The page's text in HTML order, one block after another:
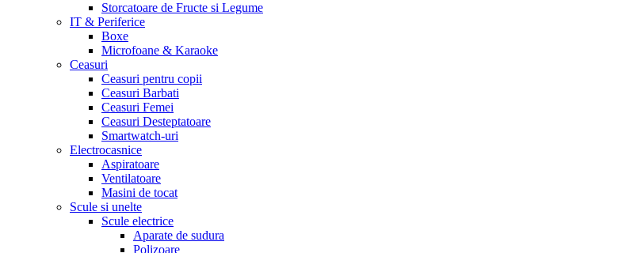
Storcatoare de Fructe si Legume
IT & Periferice
Boxe
Microfoane & Karaoke
Ceasuri
Ceasuri pentru copii
Ceasuri Barbati
Ceasuri Femei
Ceasuri Desteptatoare
Smartwatch-uri
Electrocasnice
Aspiratoare
Ventilatoare
Masini de tocat
Scule si unelte
Scule electrice
Aparate de sudura
Polizoare